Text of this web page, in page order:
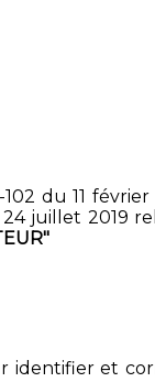
du 11
juillet 2019
identifier et